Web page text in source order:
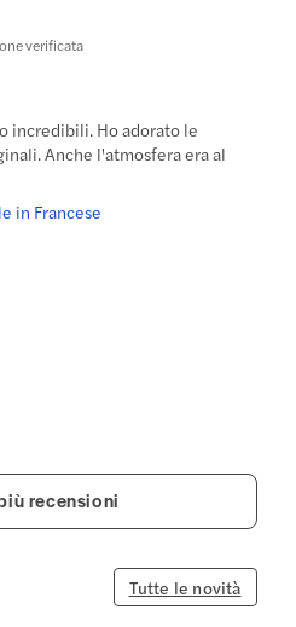
verificata
incredibili. Ho adorato le
Anche l'atmosfera era al
in Francese
recensioni
Tutte le novità